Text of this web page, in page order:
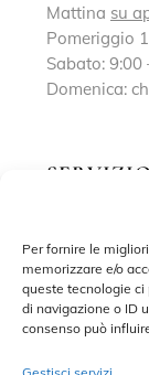
Per fornire le
memorizzare e/o
queste tecnologie
di navigazione o ID
consenso può
Mattina su
Pomeriggio
Sabato: 9:00
Domenica:
Contatti
Privacy